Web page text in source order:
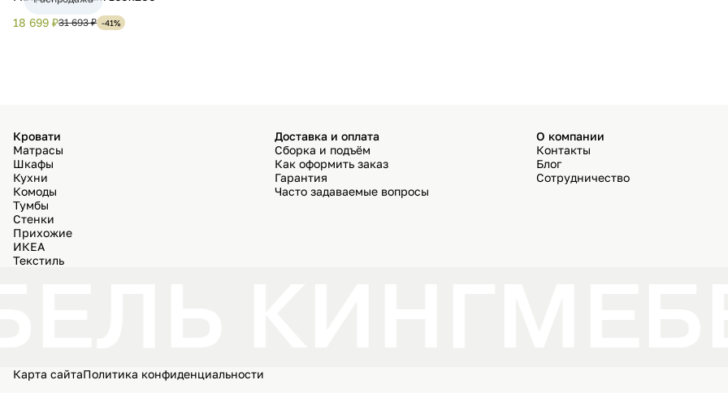
18 699 ₽31 693 ₽ -41%
Кровати
Матрасы
Шкафы
Кухни
Комоды
Тумбы
Стенки
Прихожие
ИКЕА
Текстиль
Доставка и оплата
Сборка и подъём
Как оформить заказ
Гарантия
Часто задаваемые вопросы
О компании
Контакты
Блог
Сотрудничество
Карта сайтаПолитика конфиденциальности